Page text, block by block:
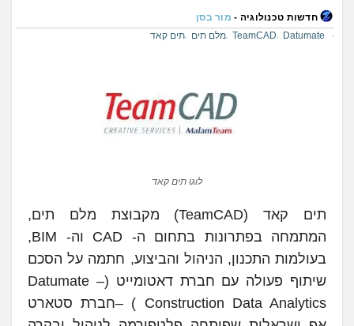
חדשות טכנולוגיה - מור בסן
Datumate
TeamCAD מלם תים תים קאד
לוגו תים קאד
תים קאד (TeamCAD) מקבוצת מלם תים,
המתמחה בפתרונות בתחום ה- CAD וה- BIM,
בעולמות התכנון, הניהול והביצוע, חתמה על הסכם
שיתוף פעולה עם חברת דאטומייט (Datumate –
Construction Data Analytics ) –חברת סטארט